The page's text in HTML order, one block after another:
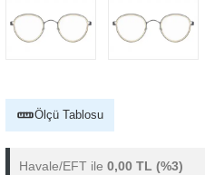
Ölçü Tablosu
Havale/EFT ile 0,00 TL (%3)